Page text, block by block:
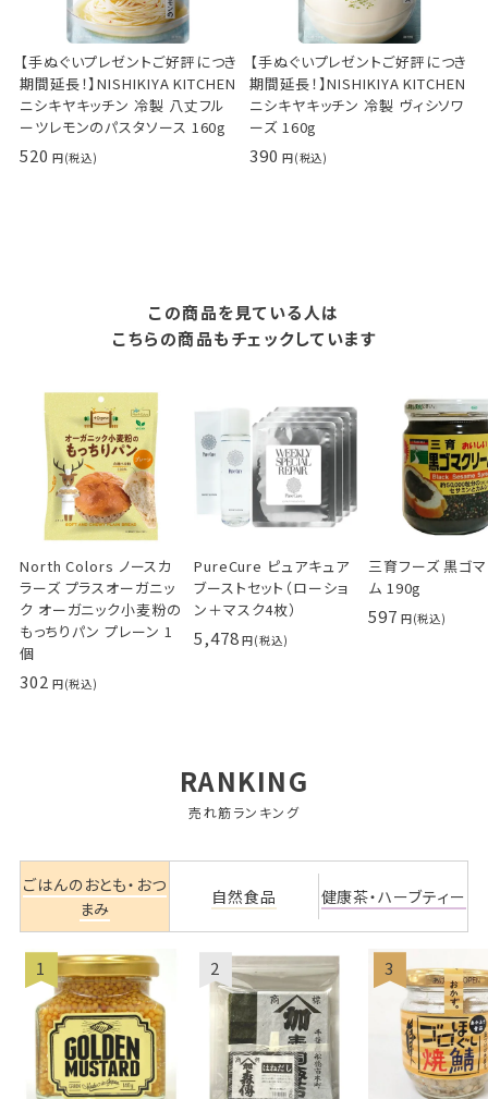
【手ぬぐいプレゼントご好評につき
期間延長！】NISHIKIYA KITCHEN
ニシキヤキッチン 冷製 八丈フル
ーツレモンのパスタソース 160g
520
【手ぬぐいプレゼントご好評につき
期間延長！】NISHIKIYA KITCHEN
ニシキヤキッチン 冷製 ヴィシソワ
ーズ 160g
390
この商品を見ている人は
こちらの商品もチェックしています
North Colors ノースカ
ラーズ プラスオーガニッ
ク オーガニック小麦粉の
もっちりパン プレーン 1
個
302
PureCure ピュアキュア
ブーストセット（ローショ
ン＋マスク4枚）
5,478
三育フーズ 黒ゴ
ム 190g
597
RANKING
売れ筋ランキング
ごはんのおとも・おつ
まみ
自然食品 健康茶・ハーブティー